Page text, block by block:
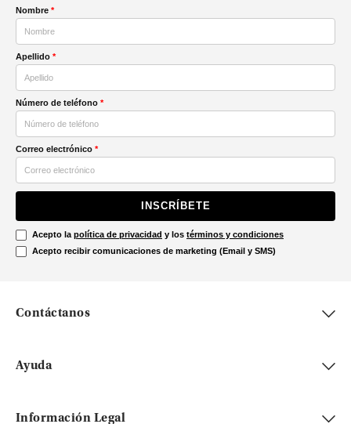
Nombre *
Apellido *
Número de teléfono *
Correo electrónico *
INSCRÍBETE
Acepto la política de privacidad y los términos y condiciones
Acepto recibir comunicaciones de marketing (Email y SMS)
Contáctanos
Ayuda
Información Legal